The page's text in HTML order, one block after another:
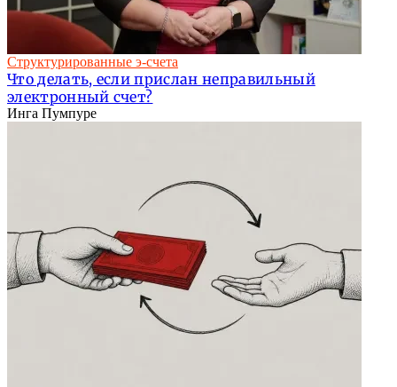
Структурированные э-счета
Что делать, если прислан неправильный
электронный счет?
Инга Пумпуре